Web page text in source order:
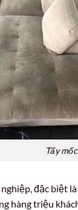
Tẩy
đặc biệt là
hàng triệu